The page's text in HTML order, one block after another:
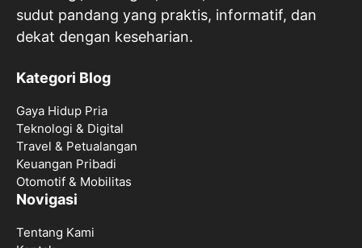
sudut pandang yang praktis, informatif, dan
dekat dengan keseharian.
Kategori Blog
Gaya Hidup Pria
Teknologi & Digital
Travel & Petualangan
Keuangan Pribadi
Otomotif & Mobilitas
Novigasi
Tentang Kami